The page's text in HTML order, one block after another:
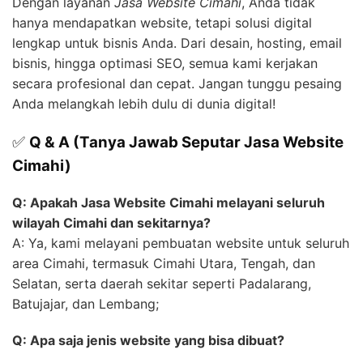
hanya mendapatkan website, tetapi solusi digital
lengkap untuk bisnis Anda. Dari desain, hosting, email
bisnis, hingga optimasi SEO, semua kami kerjakan
secara profesional dan cepat. Jangan tunggu pesaing
Anda melangkah lebih dulu di dunia digital!
✅ Q & A (Tanya Jawab Seputar Jasa Website
Cimahi)
Q: Apakah Jasa Website Cimahi melayani seluruh
wilayah Cimahi dan sekitarnya?
A: Ya, kami melayani pembuatan website untuk seluruh
area Cimahi, termasuk Cimahi Utara, Tengah, dan
Selatan, serta daerah sekitar seperti Padalarang,
Batujajar, dan Lembang;
Q: Apa saja jenis website yang bisa dibuat?